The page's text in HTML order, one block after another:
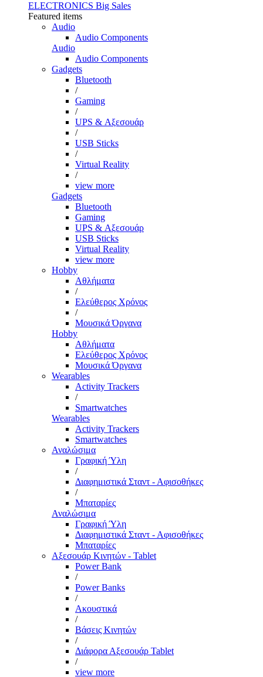
ELECTRONICS Big Sales
Featured items
Audio
Audio Components
Audio
Audio Components
Gadgets
Bluetooth
/
Gaming
/
UPS & Αξεσουάρ
/
USB Sticks
/
Virtual Reality
/
view more
Gadgets
Bluetooth
Gaming
UPS & Αξεσουάρ
USB Sticks
Virtual Reality
view more
Hobby
Αθλήματα
/
Ελεύθερος Χρόνος
/
Μουσικά Όργανα
Hobby
Αθλήματα
Ελεύθερος Χρόνος
Μουσικά Όργανα
Wearables
Activity Trackers
/
Smartwatches
Wearables
Activity Trackers
Smartwatches
Αναλώσιμα
Γραφική Ύλη
/
Διαφημιστικά Σταντ - Αφισοθήκες
/
Μπαταρίες
Αναλώσιμα
Γραφική Ύλη
Διαφημιστικά Σταντ - Αφισοθήκες
Μπαταρίες
Αξεσουάρ Κινητών - Tablet
Power Bank
/
Power Banks
/
Ακουστικά
/
Βάσεις Κινητών
/
Διάφορα Αξεσουάρ Tablet
/
view more